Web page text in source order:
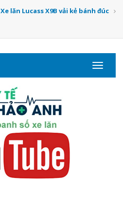
Xe lăn Lucass X9B vải kẻ bánh đúc